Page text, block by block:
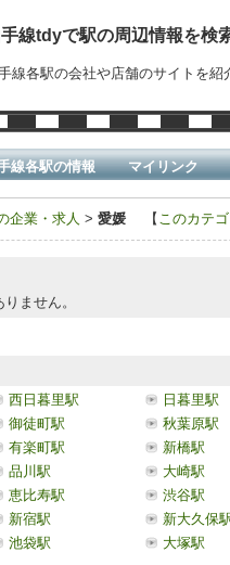
線tdyで駅の周辺情報を検
線各駅の会社や店舗のサイトを
線各駅の情報 マイリンク
企業・求人 > 愛媛 【 このカテ
ません。
西日暮里駅
日暮里駅
御徒町駅
秋葉原駅
有楽町駅
新橋駅
品川駅
大崎駅
恵比寿駅
渋谷駅
新宿駅
新大久保
池袋駅
大塚駅